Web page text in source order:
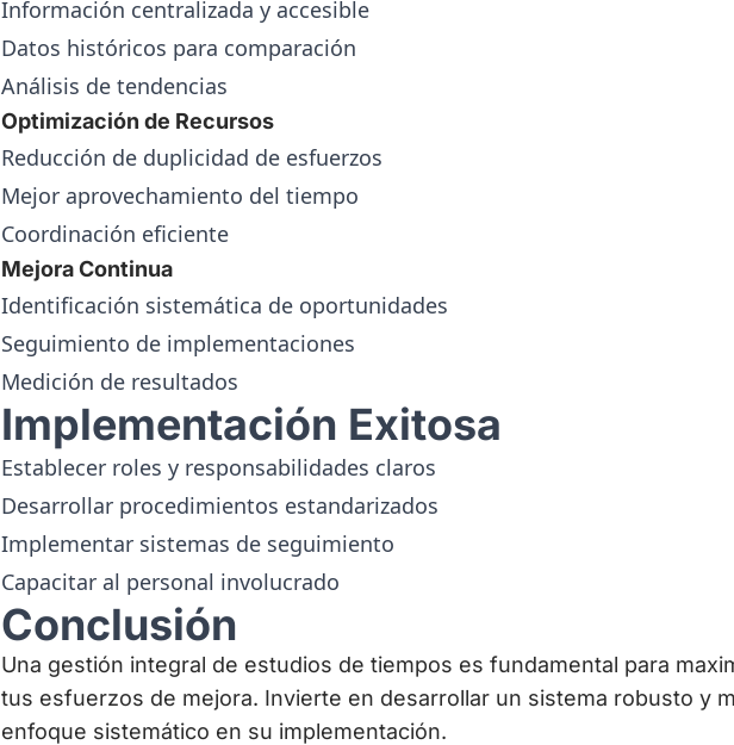
Información centralizada y accesible
Datos históricos para comparación
Análisis de tendencias
Optimización de Recursos
Reducción de duplicidad de esfuerzos
Mejor aprovechamiento del tiempo
Coordinación eficiente
Mejora Continua
Identificación sistemática de oportunidades
Seguimiento de implementaciones
Medición de resultados
Implementación Exitosa
Establecer roles y responsabilidades claros
Desarrollar procedimientos estandarizados
Implementar sistemas de seguimiento
Capacitar al personal involucrado
Conclusión
Una gestión integral de estudios de tiempos es fundamental para
tus esfuerzos de mejora. Invierte en desarrollar un sistema robusto y
enfoque sistemático en su implementación.